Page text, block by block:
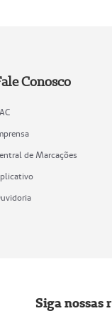
Conosco
de Marcações
Siga nossas